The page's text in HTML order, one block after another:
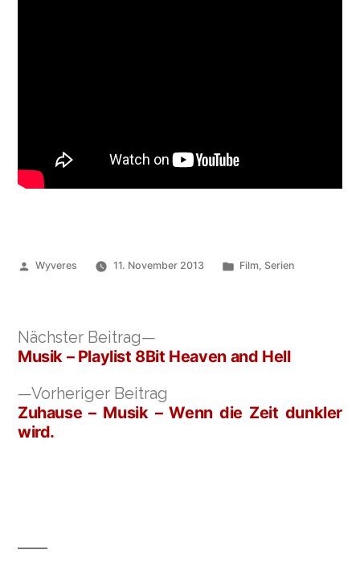
Veröffentlicht
Wyveres 11. November 2013
Veröffentlicht
Film, Serien
Vorheriger Beitrag
Beitrag:
Zuhause – Musik – Wenn die Zeit dunkler
wird.
Nächster Beitrag
Beitrag:
Musik – Playlist 8Bit Heaven and Hell